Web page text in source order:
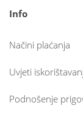
Info
Načini plaćanja
Uvjeti
Podnošenje